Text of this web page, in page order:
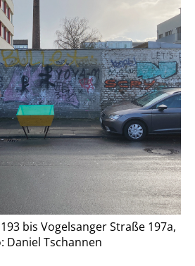
bis Vogelsanger Straße 197a,
Daniel Tschannen